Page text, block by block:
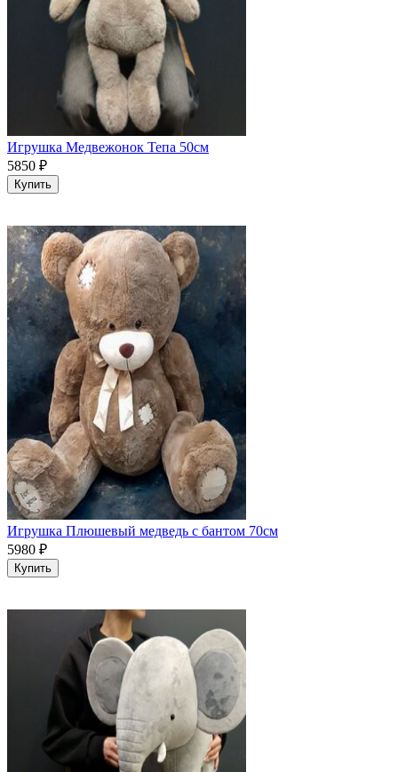
Игрушка Медвежонок Тепа 50см
5850 ₽
Купить
Игрушка Плюшевый медведь с бантом 70см
5980 ₽
Купить